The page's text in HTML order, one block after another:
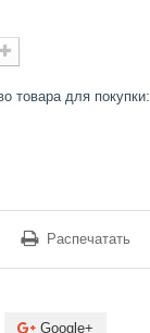
товара для покупки:
Распечатать
Google+